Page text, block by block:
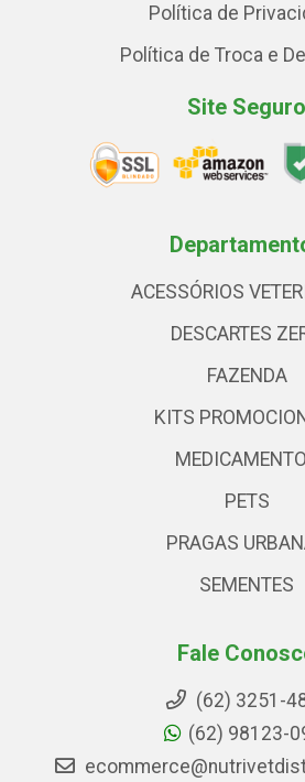
Política de
Política de Troca e
Site Seguro
ACESSÓRIOS
DESCARTES
FAZENDA
KITS
PETS
PRAGAS
SEMENTES
Fale
(62) 3251-
(62) 98123-